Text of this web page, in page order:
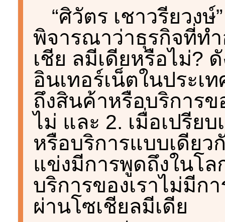
“ศิวัตร เชาวรียวง
พิจารณาว่าธุรกิจที่ท
เชีย ลมีเดียหรือไม่?
อินเทอร์เน็ตในประเ
ถึงสินค้าหรือบริการข
ไม่ และ 2. เมื่อเปรีย
หรือบริการแบบเดีย
แข่งมีการพูดถึงในโ
บริการของเราไม่มีก
ผ่านโซเชียลมีเดีย